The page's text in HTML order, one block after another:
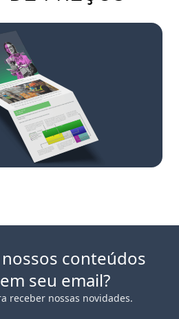
conteúdos
seu email?
receber nossas novidades.